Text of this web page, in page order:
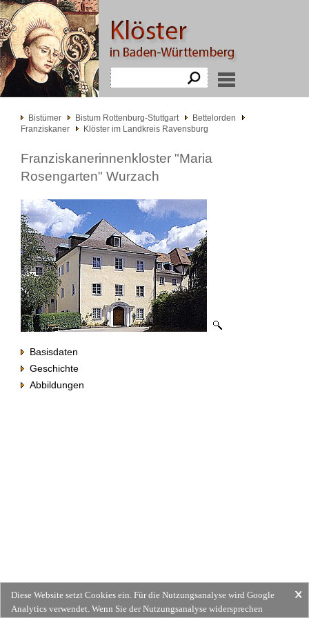
Bistümer Bistum Rottenburg-Stuttgart
Bettelorden
Franziskaner
Klöster im Landkreis Ravensburg
Franziskanerinnenkloster "Maria
Rosengarten" Wurzach
Basisdaten
Geschichte
Abbildungen
Diese Website setzt Cookies ein. Für die Nutzungsanalyse wird Google
Analytics verwendet. Wenn Sie der Nutzungsanalyse widersprechen